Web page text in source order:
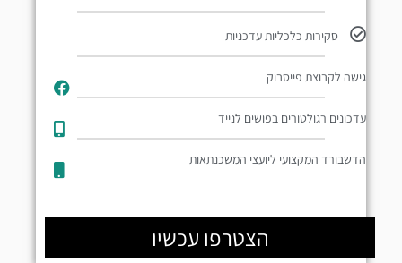
סקירות כלכליות עדכניות
גישה לקבוצת פייסבוק
עדכונים רגולטורים בפושים לנייד​
הדשבורד המקצועי ליועצי המשכנתאות
הצטרפו עכשיו